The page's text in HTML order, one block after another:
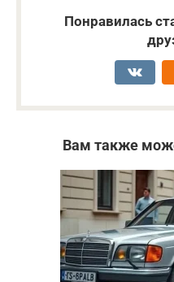
Понравилась
Вам также